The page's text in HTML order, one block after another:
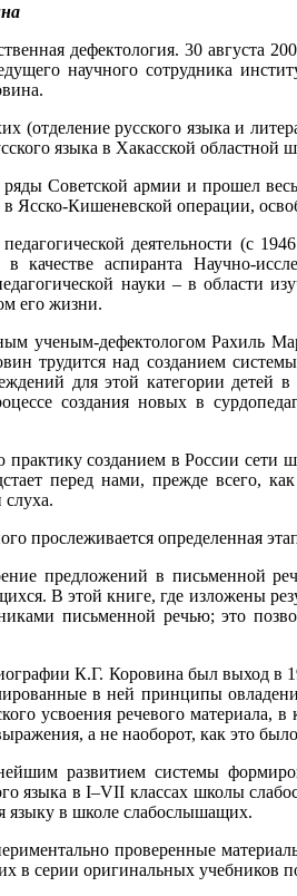
дефектология. 30 августа
научного сотрудника
(отделение русского языка и
языка в Хакасской областной
Советской армии и прошел
Ясско-Кишеневской операции,
деятельности (с
аспиранта Научно-
науки – в области
его жизни.
ученым-дефектологом Рахиль
трудится над созданием
для этой категории
создания новых в
практику созданием в России
перед нами, прежде всего,
прослеживается определенная
предложений в письменной
В этой книге, где изложены
письменной речью; это
К.Г. Коровина был выход в
в ней принципы овладения
усвоения речевого материала,
а не наоборот, как это
развитием системы
языка в I–VII классах школы
языку в школе слабо­слышащих.
проверенные
в серии оригинальных